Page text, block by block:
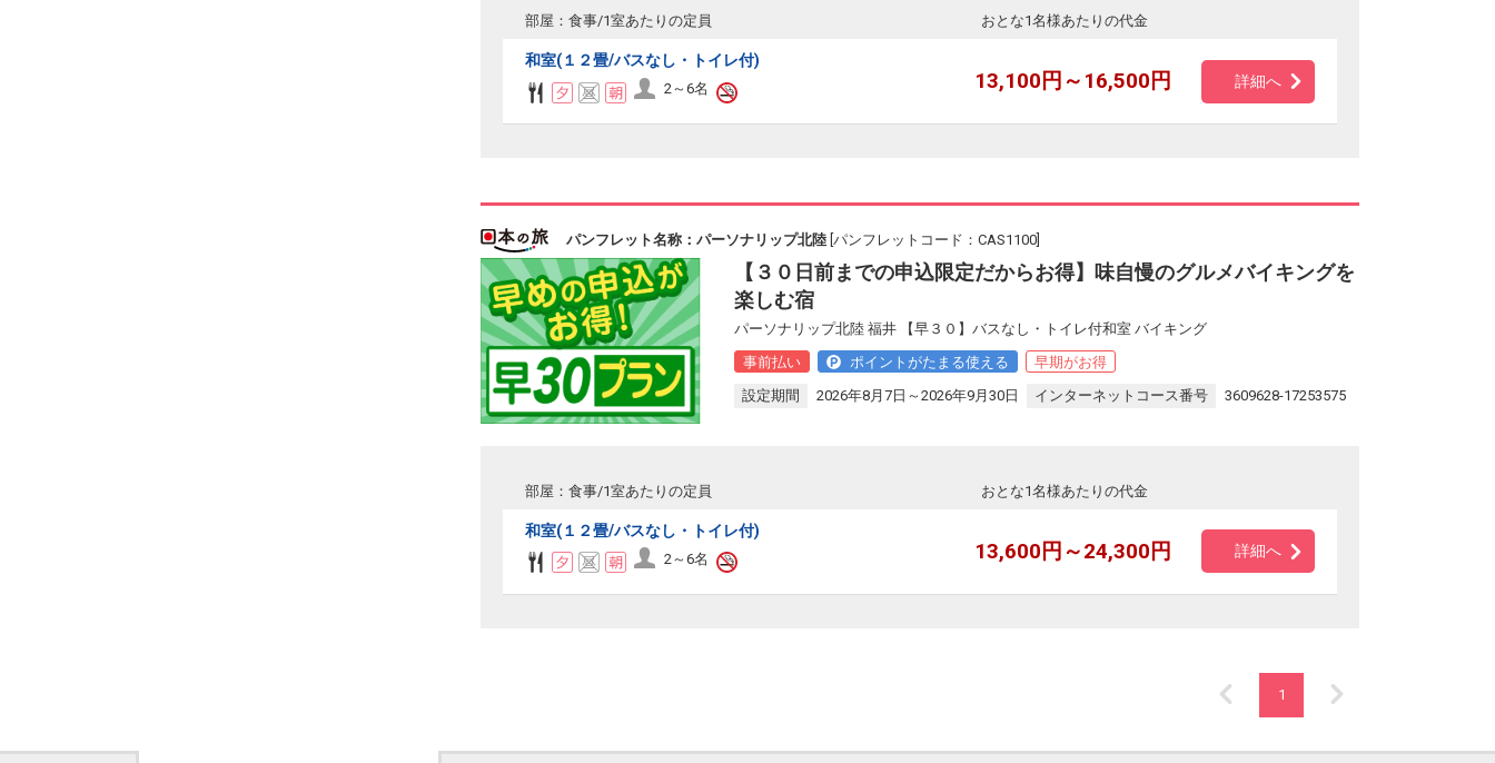
部屋：食事/1室あたりの定員 おとな1名様あたりの代金
和室(１２畳/バスなし・トイレ付)
2～6名 13,100円～16,500円 詳細へ
パンフレット名称：パーソナリップ北陸 [パンフレットコード：CAS1100]
【３０日前までの申込限定だからお得】味自慢のグルメバイキングを
楽しむ宿
パーソナリップ北陸 福井 【早３０】バスなし・トイレ付和室 バイキング
事前払い
ポイントがたまる使える
早期がお得
設定期間
2026年8月7日～2026年9月30日 インターネットコース番号 3609628-17253575
部屋：食事/1室あたりの定員 おとな1名様あたりの代金
和室(１２畳/バスなし・トイレ付)
2～6名 13,600円～24,300円 詳細へ
1